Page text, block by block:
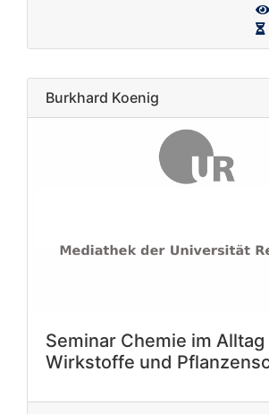
Burkhard Koenig
Seminar Chemie im Alltag
Wirkstoffe und